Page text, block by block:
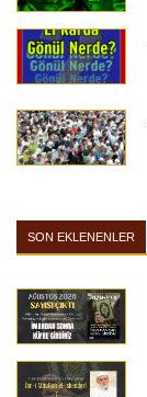
SON EKLENENLER